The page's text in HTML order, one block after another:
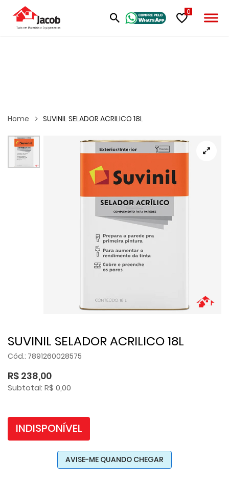
0
Home SUVINIL SELADOR ACRILICO 18L
SUVINIL SELADOR ACRILICO 18L
Cód.: 7891260028575
R$ 238,00
Subtotal: R$ 0,00
INDISPONÍVEL
AVISE-ME QUANDO CHEGAR